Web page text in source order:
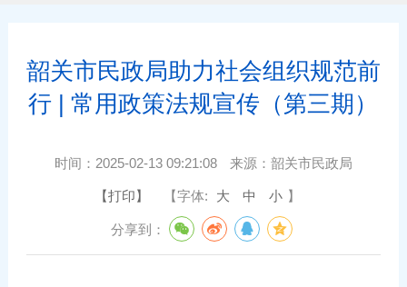
韶关市民政局助力社会组织规范前
行 | 常用政策法规宣传（第三期）
时间： 2025-02-13 09:21:08 来源： 韶关市民政局
【打印】 【字体: 大 中 小 】
分享到：